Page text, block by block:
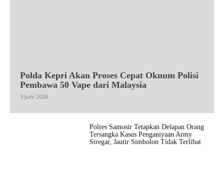
Polda Kepri Akan Proses Cepat Oknum Polisi
Pembawa 50 Vape dari Malaysia
3 Juni 2026
Polres Samosir Tetapkan Delapan Orang
Tersangka Kasus Penganiyaan Army
Siregar, Jautir Simbolon Tidak Terlibat